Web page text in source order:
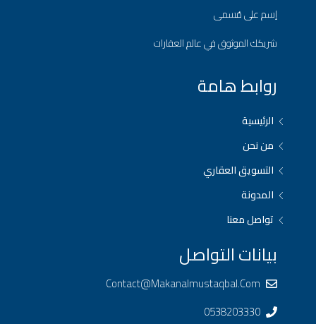
إسم على مُسمى
شريكك الموثوق في عالم العقارات
روابط هامة
الرئيسية
من نحن
التسويق العقاري
المدونة
تواصل معنا
بيانات التواصل
Contact@makanalmustaqbal.com
0538203330